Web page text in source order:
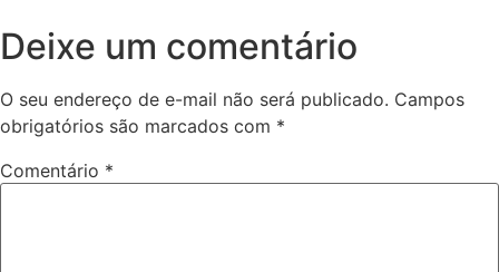
Deixe um comentário
O seu endereço de e-mail não será publicado. Campos
obrigatórios são marcados com *
Comentário *